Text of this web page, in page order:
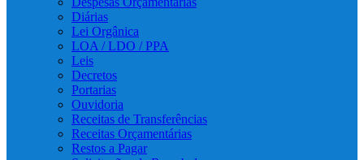
Diárias
Lei Orgânica
LOA / LDO / PPA
Leis
Decretos
Portarias
Ouvidoria
Receitas de Transferências
Receitas Orçamentárias
Restos a Pagar